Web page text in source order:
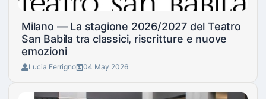
Milano — La stagione 2026/2027 del Teatro
San Babila tra classici, riscritture e nuove
emozioni
Lucia Ferrigno 04 May 2026